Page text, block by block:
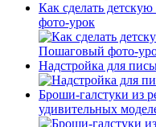
Как сделать
фото-урок
Надстройка для
Броши-галстуки из
удивительных